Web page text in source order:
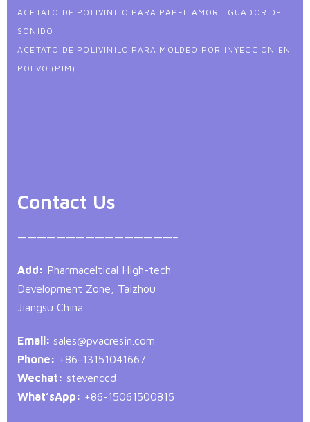
ACETATO DE POLIVINILO PARA PAPEL AMORTIGUADOR DE
SONIDO
ACETATO DE POLIVINILO PARA MOLDEO POR INYECCIÓN EN
POLVO (PIM)
Contact Us
————————————————–
Add: Pharmaceltical High-tech
Development Zone, Taizhou
Jiangsu China.
Email: sales@pvacresin.com
Phone: +86-13151041667
Wechat: stevenccd
What’sApp: +86-15061500815